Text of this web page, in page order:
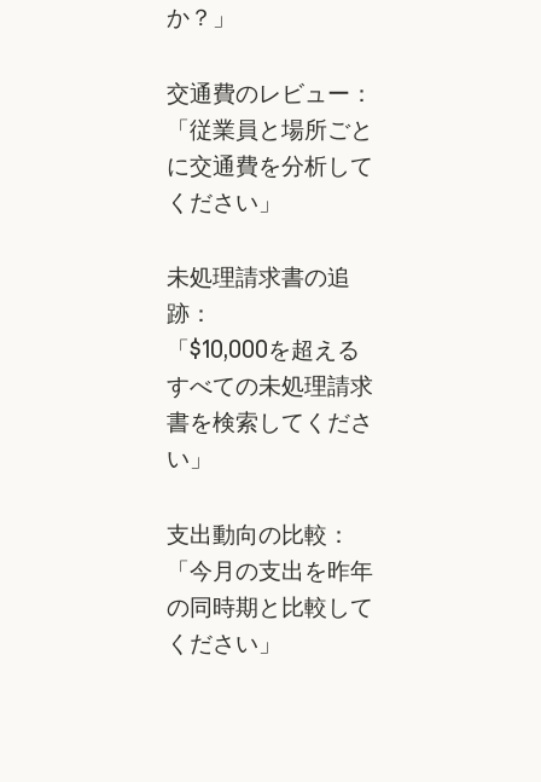
か？」
交通費のレビュー：
「従業員と場所ごと
に交通費を分析して
ください」
未処理請求書の追
跡：
「$10,000を超える
すべての未処理請求
書を検索してくださ
い」
支出動向の比較：
「今月の支出を昨年
の同時期と比較して
ください」